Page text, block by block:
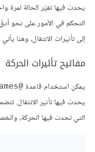
يحدث فيها تغيّر الحالة لمرة
التحكم في الأمور على نحو
إلى تأثيرات الانتقال، وهنا
مفاتيح تأثيرات الحركة
يمكن استخدام قاعدة @keyframes
يحدث فيها تأثير الانتقال.
التي تحدث فيها الحركة،